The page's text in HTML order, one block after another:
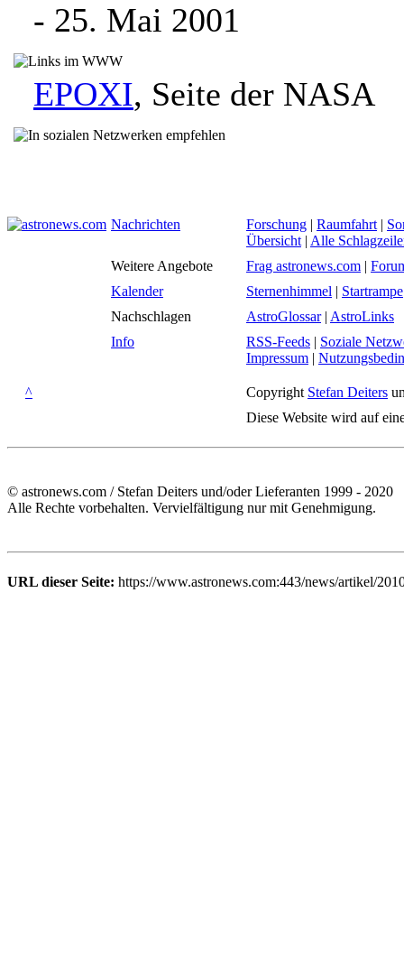
- 25. Mai 2001
EPOXI, Seite der NASA
Nachrichten Forschung | Raumfahrt |
Übersicht | Alle
Weitere Angebote
Frag astronews.com |
Kalender
Sternenhimmel | Startrampe
Nachschlagen
AstroGlossar| AstroLinks
Info
RSS-Feeds | Soziale
Impressum |
^ Copyright Stefan Deiters
Diese Website wird auf
© astronews.com / Stefan Deiters und/oder Lieferanten 1999 - 2020
Alle Rechte vorbehalten. Vervielfältigung nur mit Genehmigung.
URL dieser Seite: https://www.astronews.com:443/news/artikel/